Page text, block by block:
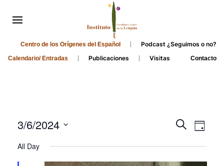
Centro de los Orígenes del Español Podcast ¿Seguimos o no?
Calendario/ Entradas Publicaciones Visitas Contacto
Events
and
Search
Day
3/6/2024
date.
All Day